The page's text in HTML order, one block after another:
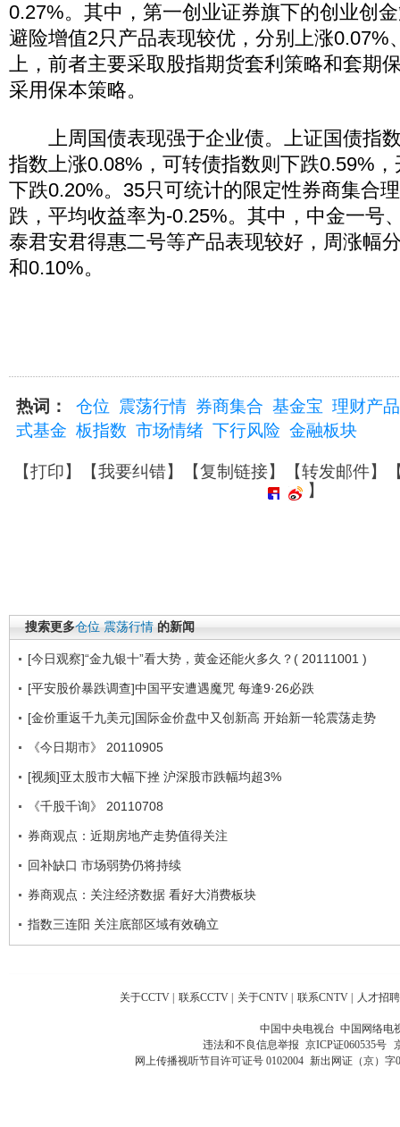
0.27%。其中，第一创业证券旗下的创业创
避险增值2只产品表现较优，分别上涨0.07%
上，前者主要采取股指期货套利策略和套期
采用保本策略。
上周国债表现强于企业债。上证国债指
指数上涨0.08%，可转债指数则下跌0.59%
下跌0.20%。35只可统计的限定性券商集合
跌，平均收益率为-0.25%。其中，中金一号
泰君安君得惠二号等产品表现较好，周涨幅
和0.10%。
热词： 仓位 震荡行情 券商集合 基金宝 理财产品
式基金 板指数 市场情绪 下行风险 金融板块
【打印】【我要纠错】【复制链接】【转发邮件】
】
搜索更多仓位 震荡行情 的新闻
[今日观察]“金九银十”看大势，黄金还能火多久？( 20111001 )
[平安股价暴跌调查]中国平安遭遇魔咒 每逢9·26必跌
[金价重返千九美元]国际金价盘中又创新高 开始新一轮震荡走势
《今日期市》 20110905
[视频]亚太股市大幅下挫 沪深股市跌幅均超3%
《千股千询》 20110708
券商观点：近期房地产走势值得关注
回补缺口 市场弱势仍将持续
券商观点：关注经济数据 看好大消费板块
指数三连阳 关注底部区域有效确立
关于CCTV | 联系CCTV | 关于CNTV | 联系CNTV | 人才招聘
中国中央电视台 中国网络电
违法和不良信息举报 京ICP证060535号
网上传播视听节目许可证号 0102004 新出网证（京）